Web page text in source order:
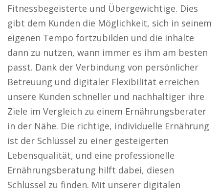
Fitnessbegeisterte und Übergewichtige. Dies
gibt dem Kunden die Möglichkeit, sich in seinem
eigenen Tempo fortzubilden und die Inhalte
dann zu nutzen, wann immer es ihm am besten
passt. Dank der Verbindung von persönlicher
Betreuung und digitaler Flexibilität erreichen
unsere Kunden schneller und nachhaltiger ihre
Ziele im Vergleich zu einem Ernährungsberater
in der Nähe. Die richtige, individuelle Ernährung
ist der Schlüssel zu einer gesteigerten
Lebensqualität, und eine professionelle
Ernährungsberatung hilft dabei, diesen
Schlüssel zu finden. Mit unserer digitalen